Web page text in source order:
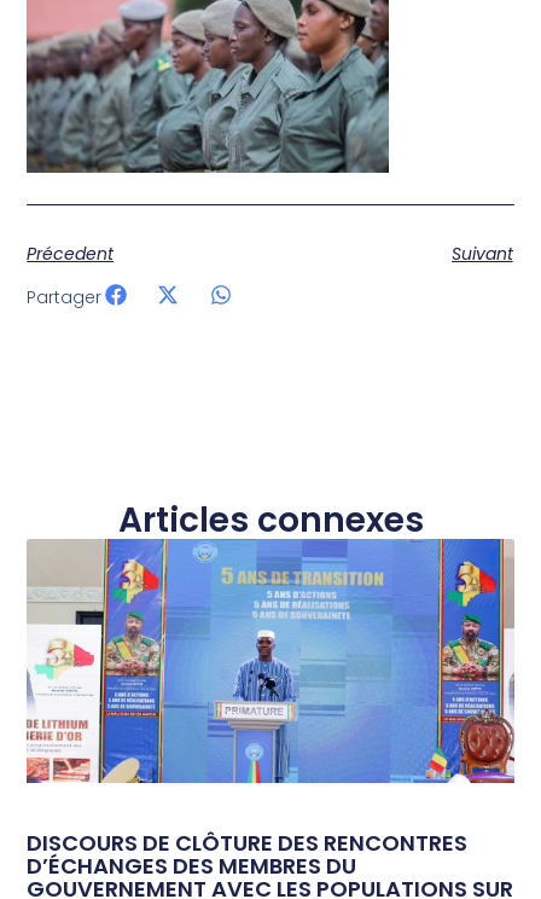
Précedent
Suivant
Partager
Articles connexes
DISCOURS DE CLÔTURE DES RENCONTRES
D’ÉCHANGES DES MEMBRES DU
GOUVERNEMENT AVEC LES POPULATIONS SUR